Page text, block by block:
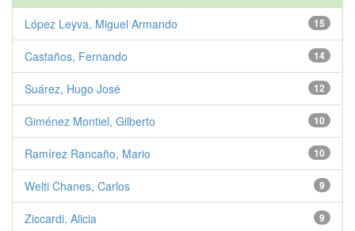
15
López Leyva, Miguel Armando
14
Castaños, Fernando
12
Suárez, Hugo José
10
Giménez Montiel, Gilberto
10
Ramírez Rancaño, Mario
9
Welti Chanes, Carlos
9
Ziccardi, Alicia